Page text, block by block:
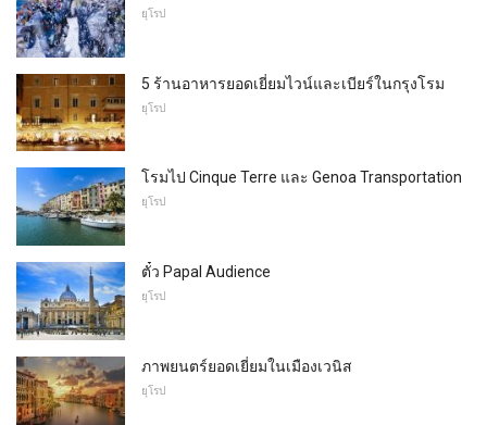
ยุโรป
5 ร้านอาหารยอดเยี่ยมไวน์และเบียร์ในกรุงโรม
ยุโรป
โรมไป Cinque Terre และ Genoa Transportation
ยุโรป
ตั๋ว Papal Audience
ยุโรป
ภาพยนตร์ยอดเยี่ยมในเมืองเวนิส
ยุโรป